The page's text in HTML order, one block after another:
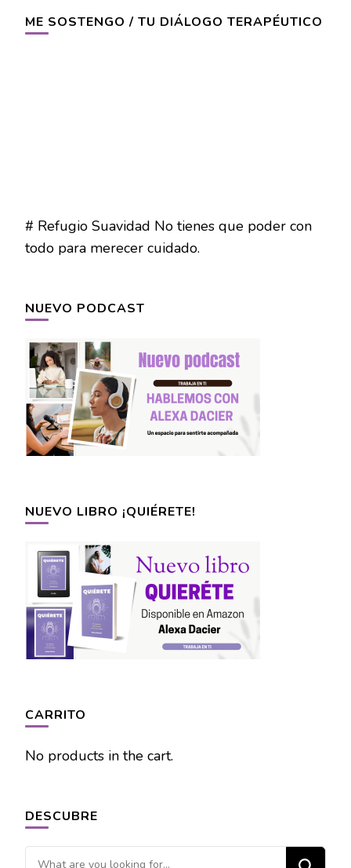
ME SOSTENGO / TU DIÁLOGO TERAPÉUTICO
# Refugio Suavidad No tienes que poder con
todo para merecer cuidado.
NUEVO PODCAST
NUEVO LIBRO ¡QUIÉRETE!
CARRITO
No products in the cart.
DESCUBRE
Looking